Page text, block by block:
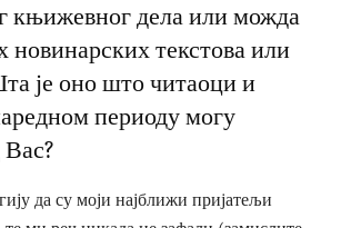
књижевног дела или можда
текстова или
је оно што читаоци и
периоду могу
Вас?
да су моји најближи пријатељи